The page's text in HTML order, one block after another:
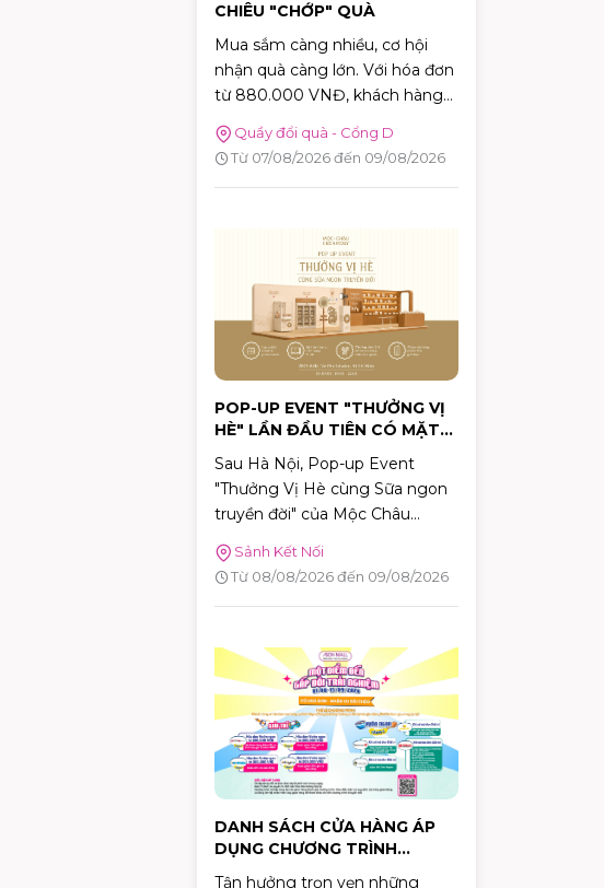
CHIÊU "CHỚP" QUÀ
Mua sắm càng nhiều, cơ hội
nhận quà càng lớn. Với hóa đơn
từ 880.000 VNĐ, khách hàng
sẽ được tham gia trò chơi "Cơn
Lốc Deal" để thử thách phản xạ,
bắt bóng và nhận ngay những
Quầy đổi quà - Cổng D
Từ 07/08/2026 đến 09/08/2026
POP-UP EVENT "THƯỞNG VỊ
HÈ" LẦN ĐẦU TIÊN CÓ MẶT
TÂN PHÚ CELADON
Sau Hà Nội, Pop-up Event
"Thưởng Vị Hè cùng Sữa ngon
truyền đời" của Mộc Châu
Creamery chính thức dừng
chân tại TP.HCM. Trong hai
ngày 08–09/08/2026, khách
đáo, tham gia nhiều hoạt động
tương tác thú vị và nhận quà
tặng phiên bản giới hạn tại
AEON MALL Tân Phú Celadon.
Sảnh Kết Nối
Từ 08/08/2026 đến 09/08/2026
DANH SÁCH CỬA HÀNG ÁP
DỤNG CHƯƠNG TRÌNH
Tận hưởng trọn vẹn những